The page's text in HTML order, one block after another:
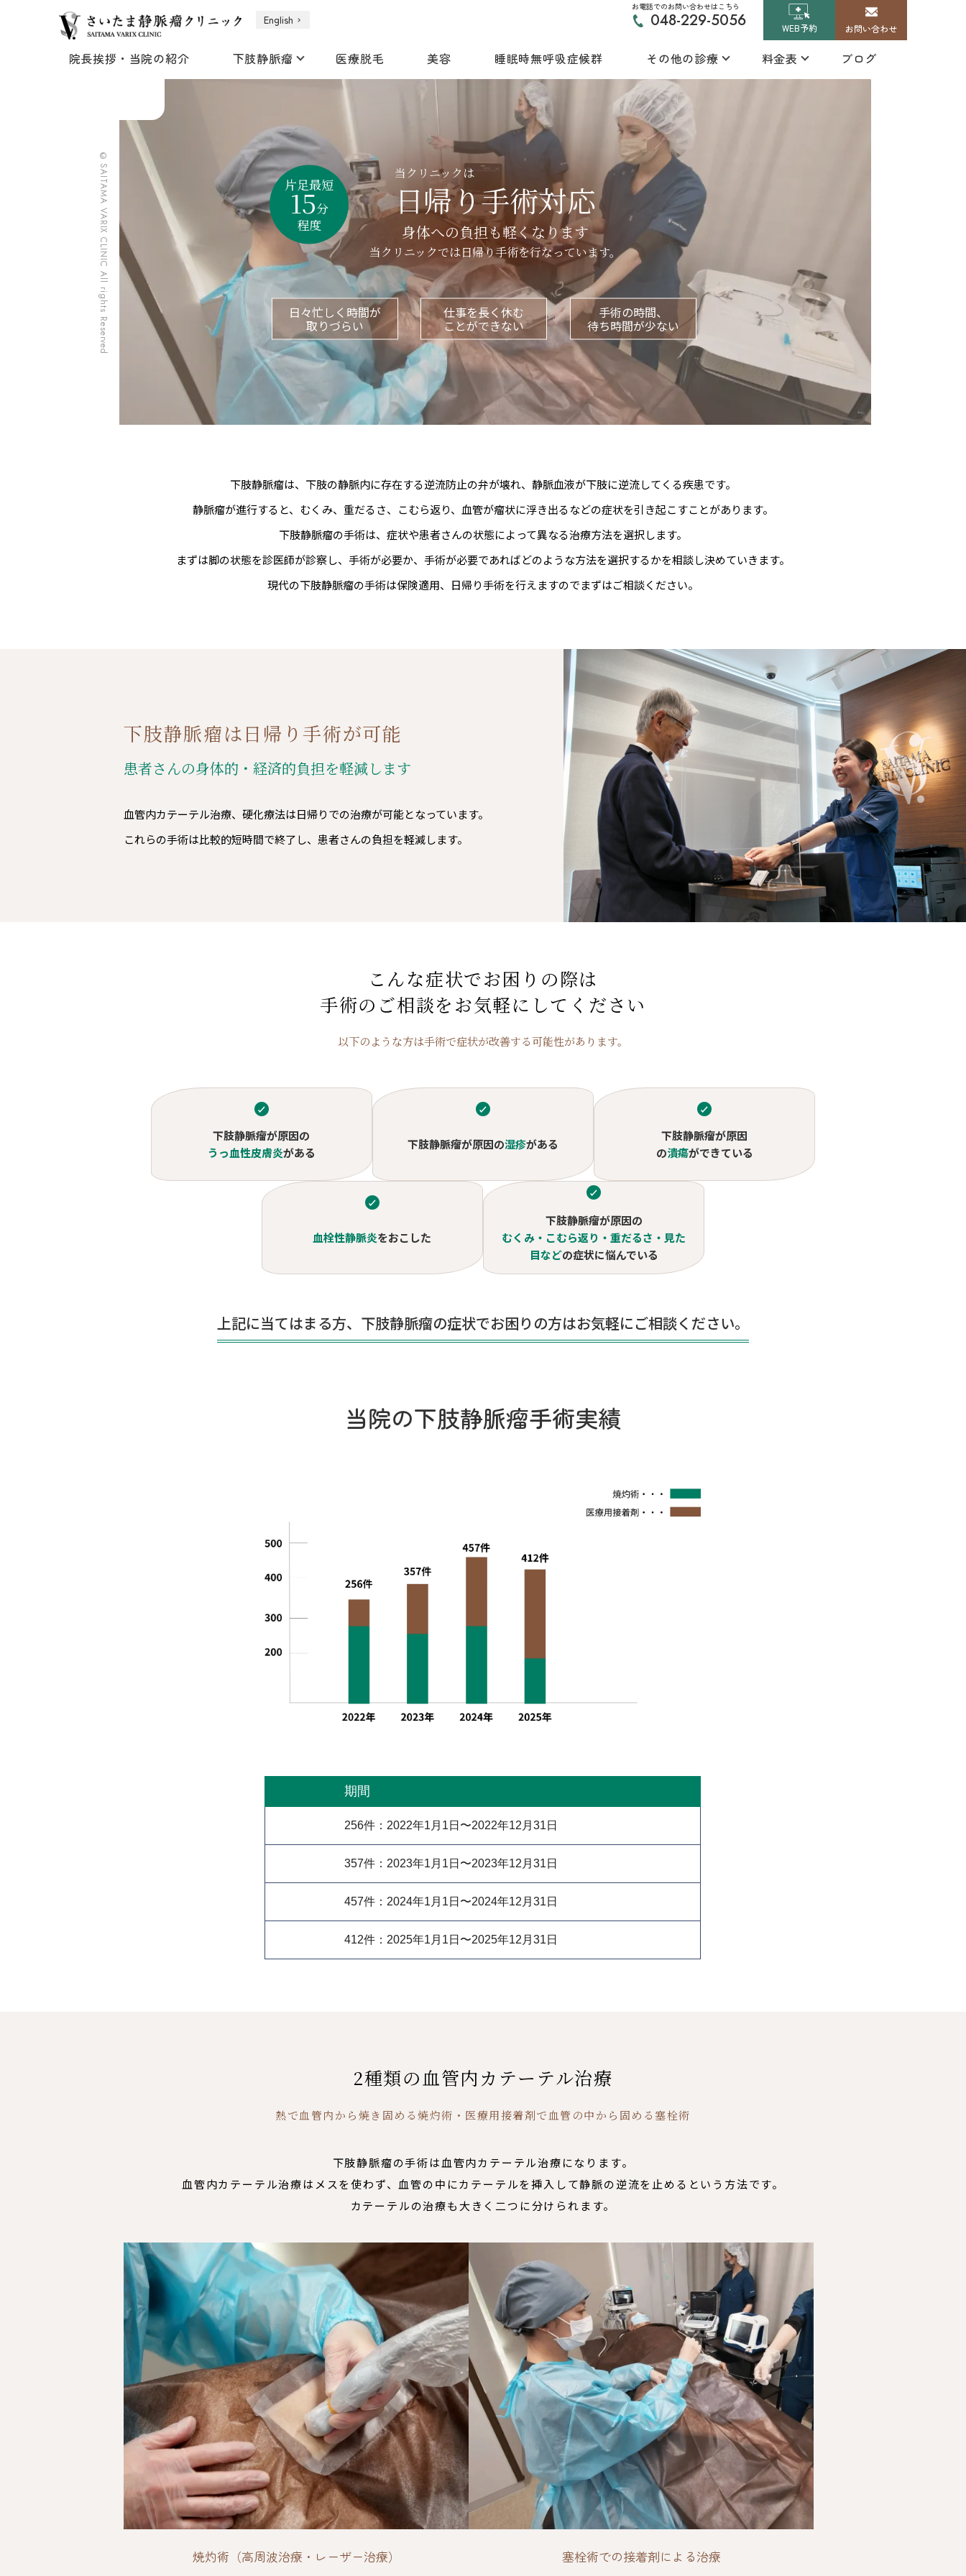
English
お電話でのお問い合わせはこちら
048-229-5056 WEB予約 お問い合わせ
院長挨拶・当院の紹介 下肢静脈瘤 医療脱毛 美容 睡眠時無呼吸症候群 その他の診療 料金表 ブログ
©SAITAMA VARIX CLINIC All rights Reserved 片足最短
15分
程度
当クリニックは
日帰り手術対応
身体への負担も軽くなります
当クリニックでは日帰り手術を行なっています。
日々忙しく時間が
取りづらい
仕事を長く休む
ことができない
手術の時間、
待ち時間が少ない
下肢静脈瘤は、下肢の静脈内に存在する逆流防止の弁が壊れ、静脈血液が下肢に逆流してくる疾患です。
静脈瘤が進行すると、むくみ、重だるさ、こむら返り、血管が瘤状に浮き出るなどの症状を引き起こすことがあります。
下肢静脈瘤の手術は、症状や患者さんの状態によって異なる治療方法を選択します。
まずは脚の状態を診医師が診察し、手術が必要か、手術が必要であればどのような方法を選択するかを相談し決めていきます。
現代の下肢静脈瘤の手術は保険適用、日帰り手術を行えますのでまずはご相談ください。
下肢静脈瘤は日帰り手術が可能
患者さんの身体的・経済的負担を軽減します
血管内カテーテル治療、硬化療法は日帰りでの治療が可能となっています。
これらの手術は比較的短時間で終了し、患者さんの負担を軽減します。
こんな症状でお困りの際は
手術のご相談をお気軽にしてください
以下のような方は手術で症状が改善する可能性があります。
下肢静脈瘤が原因の
うっ血性皮膚炎がある
下肢静脈瘤が原因の湿疹がある
下肢静脈瘤が原因
の潰瘍ができている
血栓性静脈炎をおこした
下肢静脈瘤が原因の
むくみ・こむら返り・重だるさ・見た
目などの症状に悩んでいる
上記に当てはまる方、下肢静脈瘤の症状でお困りの方はお気軽にご相談ください。
当院の下肢静脈瘤手術実績
期間
256件：2022年1月1日〜2022年12月31日
357件：2023年1月1日〜2023年12月31日
457件：2024年1月1日〜2024年12月31日
412件：2025年1月1日〜2025年12月31日
2種類の血管内カテーテル治療
熱で血管内から焼き固める焼灼術・医療用接着剤で血管の中から固める塞栓術
下肢静脈瘤の手術は血管内カテーテル治療になります。
血管内カテーテル治療はメスを使わず、血管の中にカテーテルを挿入して静脈の逆流を止めるという方法です。
カテーテルの治療も大きく二つに分けられます。
焼灼術（高周波治療・レーザー治療） 塞栓術での接着剤による治療